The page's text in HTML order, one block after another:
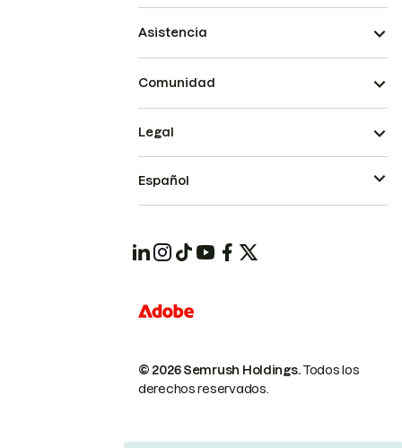
Asistencia
Comunidad
© 2026 Semrush Holdings.Todos los
derechos reservados.
Legal
Español